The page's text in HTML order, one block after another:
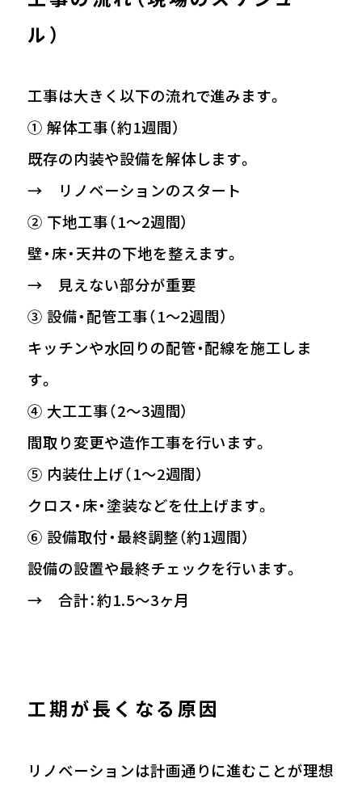
ル）
工事は大きく以下の流れで進みます。
① 解体工事（約1週間）
既存の内装や設備を解体します。
→ リノベーションのスタート
② 下地工事（1〜2週間）
壁・床・天井の下地を整えます。
→ 見えない部分が重要
③ 設備・配管工事（1〜2週間）
キッチンや水回りの配管・配線を施工しま
す。
④ 大工工事（2〜3週間）
間取り変更や造作工事を行います。
⑤ 内装仕上げ（1〜2週間）
クロス・床・塗装などを仕上げます。
⑥ 設備取付・最終調整（約1週間）
設備の設置や最終チェックを行います。
→ 合計：約1.5〜3ヶ月
工期が長くなる原因
リノベーションは計画通りに進むことが理想